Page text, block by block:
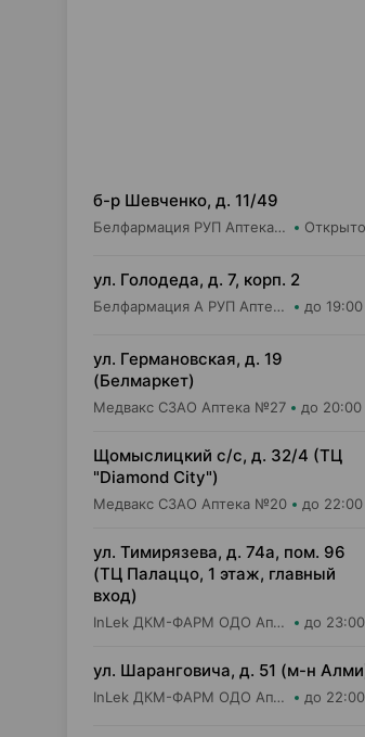
б-р Шевченко, д. 11/49
Белфармация РУП Аптека №36 (дежурная) Открыто
ул. Голодеда, д. 7, корп. 2
Белфармация А РУП Аптека №3 до 19:00
ул. Германовская, д. 19
(Белмаркет)
Медвакс СЗАО Аптека №27 до 20:00
Щомыслицкий с/с, д. 32/4 (ТЦ
"Diamond City")
Медвакс СЗАО Аптека №20 до 22:00
ул. Тимирязева, д. 74а, пом. 96
(ТЦ Палаццо, 1 этаж, главный
вход)
InLek ДКМ-ФАРМ ОДО Аптека №49 до 23:00
ул. Шаранговича, д. 51 (м-н
InLek ДКМ-ФАРМ ОДО Аптека №44 до 22:00